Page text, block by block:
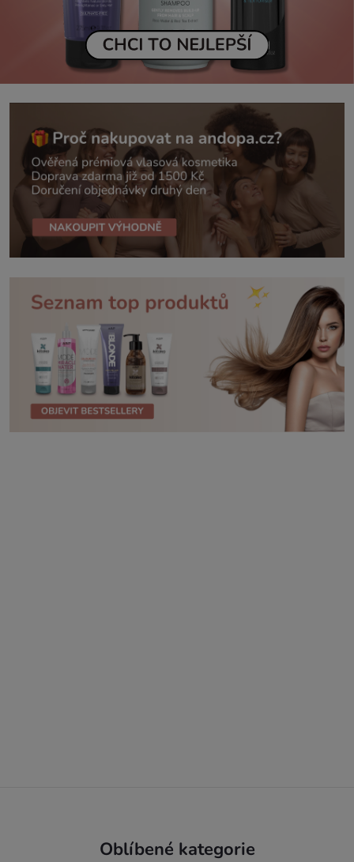
Oblíbené kategorie